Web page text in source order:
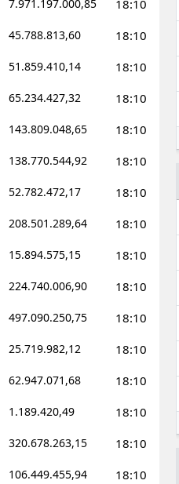
7.971.197.000,85 18:10
45.788.813,60 18:10
51.859.410,14 18:10
65.234.427,32 18:10
143.809.048,65 18:10
138.770.544,92 18:10
52.782.472,17 18:10
208.501.289,64 18:10
15.894.575,15 18:10
224.740.006,90 18:10
497.090.250,75 18:10
25.719.982,12 18:10
62.947.071,68 18:10
1.189.420,49 18:10
320.678.263,15 18:10
106.449.455,94 18:10